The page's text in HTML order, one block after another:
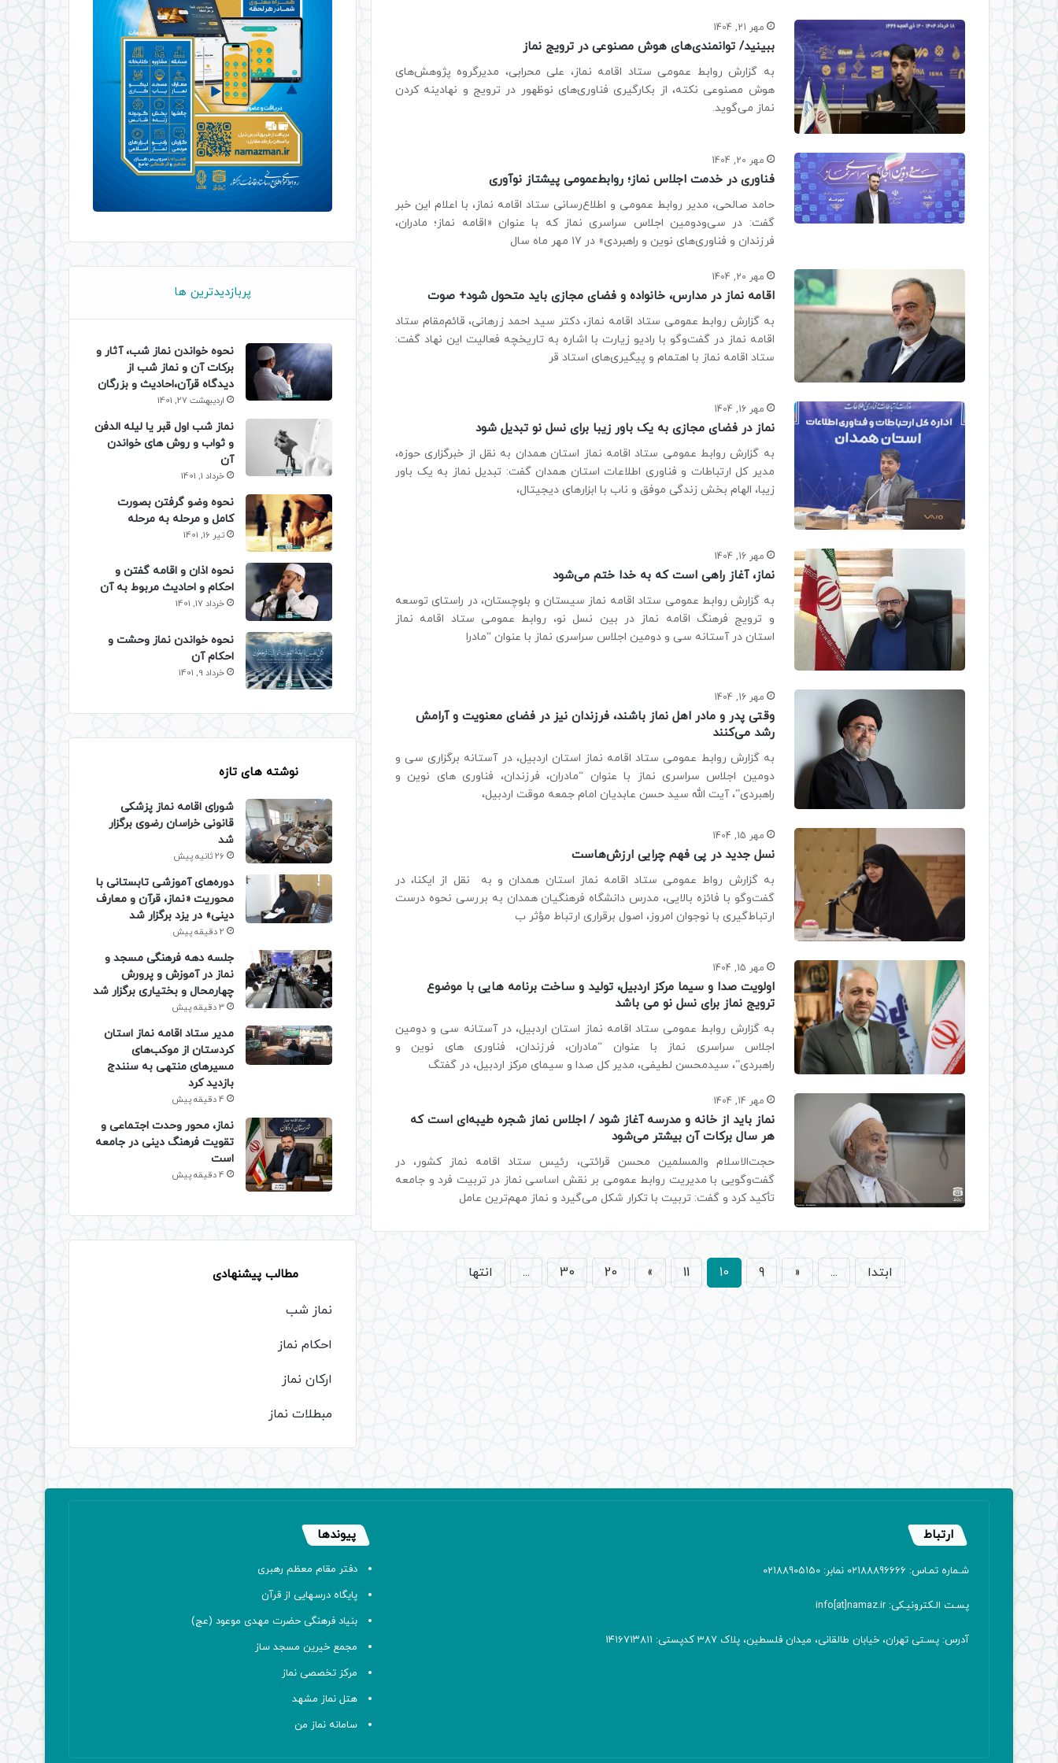
مهر 21, 1404
ببینید/ توانمندی‌های هوش مصنوعی در ترویج نماز
به گزارش روابط عمومی ستاد اقامه نماز، علی محرابی، مدیرگروه پژوهش‌های
هوش مصنوعی نکته، از بکارگیری فناوری‌های نوظهور در ترویج و نهادینه کردن
نماز می‌گوید.
مهر 20, 1404
فناوری در خدمت اجلاس نماز؛ روابط‌عمومی پیشتاز نوآوری
حامد صالحی، مدیر روابط عمومی و اطلاع‌رسانی ستاد اقامه نماز، با اعلام این خبر
گفت: در سی‌ودومین اجلاس سراسری نماز که با عنوان «اقامه نماز؛ مادران،
فرزندان و فناوری‌های نوین و راهبردی» در ۱۷ مهر ماه سال
مهر 20, 1404
اقامه نماز در مدارس، خانواده و فضای مجازی باید متحول شود+ صوت
به گزارش روابط عمومی ستاد اقامه نماز، دکتر سید احمد زرهانی، قائم‌مقام ستاد
اقامه نماز در گفت‌وگو با رادیو زیارت با اشاره به تاریخچه فعالیت این نهاد گفت:
ستاد اقامه نماز با اهتمام و پیگیری‌های استاد قر
مهر 16, 1404
نماز در فضای مجازی به یک باور زیبا برای نسل نو تبدیل شود
به گزارش روابط عمومی ستاد اقامه نماز استان همدان به نقل از خبرگزاری حوزه،
مدیر کل ارتباطات و فناوری اطلاعات استان همدان گفت: تبدیل نماز به یک باور
زیبا، الهام بخش زندگی موفق و ناب با ابزارهای دیجیتال،
مهر 16, 1404
نماز، آغاز راهی‌ است که به خدا ختم می‌شود
به گزارش روابط عمومی ستاد اقامه نماز سیستان و بلوچستان، در راستای توسعه
و ترویج فرهنگ اقامه نماز در بین نسل نو، روابط عمومی ستاد اقامه نماز
استان در آستانه سی و دومین اجلاس سراسری نماز با عنوان “مادرا
مهر 16, 1404
وقتی پدر و مادر اهل نماز باشند، فرزندان نیز در فضای معنویت و آرامش
رشد می‌کنند
به گزارش روابط عمومی ستاد اقامه نماز استان اردبیل، در آستانه برگزاری سی و
دومین اجلاس سراسری نماز با عنوان “مادران، فرزندان، فناوری های نوین و
راهبردی”، آیت الله سید حسن عابدیان امام جمعه موقت اردبیل،
مهر 15, 1404
نسل جدید در پی فهم چرایی ارزش‌هاست
به گزارش رواط عمومی ستاد اقامه نماز استان همدان و به نقل از ایکنا، در
گفت‌وگو با فائزه بالایی، مدرس دانشگاه فرهنگیان همدان به‌ بررسی نحوه‌ درست
ارتباط‌گیری با نوجوان امروز، اصول برقراری ارتباط مؤثر ب
مهر 15, 1404
اولویت صدا و سیما مرکز اردبیل، تولید و ساخت برنامه هایی با موضوع
ترویج نماز برای نسل نو می باشد
به گزارش روابط عمومی ستاد اقامه نماز استان اردبیل، در آستانه سی و دومین
اجلاس سراسری نماز با عنوان “مادران، فرزندان، فناوری های نوین و
راهبردی”، سیدمحسن لطیفی، مدیر کل صدا و سیمای مرکز اردبیل، در گفتگ
مهر 14, 1404
نماز باید از خانه و مدرسه آغاز شود / اجلاس نماز شجره طیبه‌ای است که
هر سال برکات آن بیشتر می‌شود
حجت‌الاسلام والمسلمین محسن قرائتی، رئیس ستاد اقامه نماز کشور، در
گفت‌وگویی با مدیریت روابط عمومی بر نقش اساسی نماز در تربیت فرد و جامعه
تأکید کرد و گفت: تربیت با تکرار شکل می‌گیرد و نماز مهم‌ترین عامل
ابتدا ...
«
9
10
11
»
20
30
... انتها
پربازدیدترین ها
نحوه خواندن نماز شب، آثار و
برکات آن و نماز شب از
دیدگاه قرآن،احادیث و بزرگان
اردیبهشت 27, 1401
نماز شب اول قبر یا لیله الدفن
و ثواب و روش های خواندن
آن
خرداد 1, 1401
نحوه وضو گرفتن بصورت
کامل و مرحله به مرحله
تیر 16, 1401
نحوه اذان و اقامه گفتن و
احکام و احادیث مربوط به آن
خرداد 17, 1401
نحوه خواندن نماز وحشت و
احکام آن
خرداد 9, 1401
نوشته های تازه
شورای اقامه نماز پزشکی
قانونی خراسان رضوی برگزار
شد
26 ثانیه پیش
دوره‌های آموزشی تابستانی با
محوریت «نماز، قرآن و معارف
دینی» در یزد برگزار شد
2 دقیقه پیش
جلسه دهه فرهنگی مسجد و
نماز در آموزش و پرورش
چهارمحال و بختیاری برگزار شد
3 دقیقه پیش
مدیر ستاد اقامه نماز استان
کردستان از موکب‌های
مسیرهای منتهی به سنندج
بازدید کرد
4 دقیقه پیش
نماز، محور وحدت اجتماعی و
تقویت فرهنگ دینی در جامعه
است
4 دقیقه پیش
مطالب پیشنهادی
نماز شب
احکام نماز
ارکان نماز
مبطلات نماز
ارتباط
شـماره تمـاس: 02188896666 نمابر: 02188905150
پسـت الـکترونیـکی: info[at]namaz.ir
آدرس: پسـتی تهران، خیابان طالقانی، میدان فلسطین، پلاک 387 کدپستی: ۱۴۱۶۷۱۳۸۱۱
پیوندها
دفتر مقام معظم رهبری
پایگاه درسهایی از قرآن
بنیاد فرهنگی حضرت مهدی موعود (عج)
مجمع خیرین مسجد ساز
مرکز تخصصی نماز
هتل نماز مشهد
سامانه نماز من